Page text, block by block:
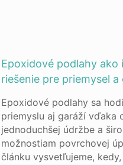
Epoxidové podlahy ako
riešenie pre priemysel a
Epoxidové podlahy sa
priemyslu aj garáží vďaka
jednoduchšej údržbe a
možnostiam povrchovej
článku vysvetľujeme, kedy,